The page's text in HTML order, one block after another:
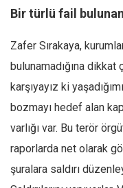
Bir türlü fail
Zafer Sırakaya,
bulunamadığına dikkat
karşıyayız ki
bozmayı hedef alan
varlığı var. Bu terör
raporlarda net olarak
şuralara saldırı